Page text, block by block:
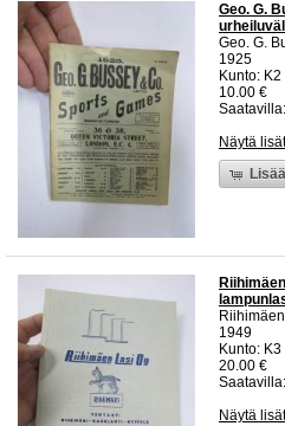
Geo. G.
Geo. G.
1925
Kunto:
10.00 €
Näytä
1949
Kunto:
20.00 €
Näytä